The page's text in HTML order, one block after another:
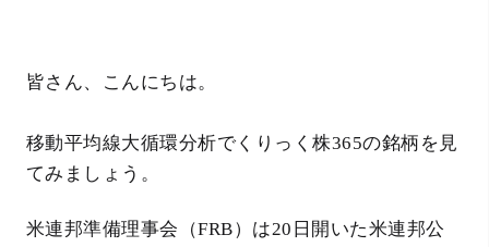
皆さん、こんにちは。
移動平均線大循環分析でくりっく株365の銘柄を見
てみましょう。
米連邦準備理事会（FRB）は20日開いた米連邦公